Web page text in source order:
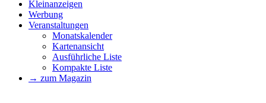
Kleinanzeigen
Werbung
Veranstaltungen
Monatskalender
Kartenansicht
Ausführliche Liste
Kompakte Liste
→ zum Magazin